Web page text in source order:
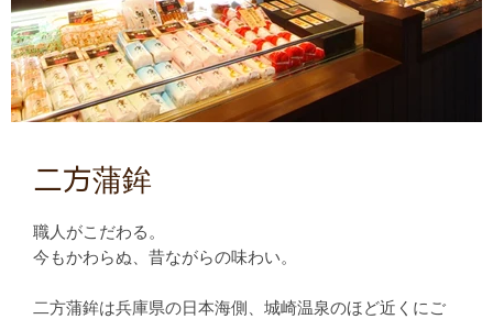
二方蒲鉾
職人がこだわる。
今もかわらぬ、昔ながらの味わい。
二方蒲鉾は兵庫県の日本海側、城崎温泉のほど近くにご